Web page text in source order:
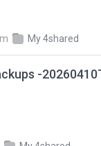
My 4shared